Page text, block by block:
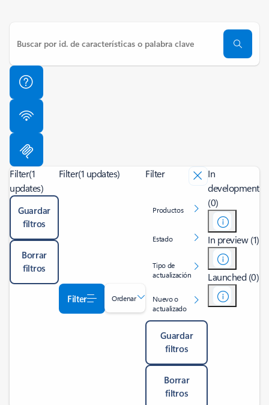
Filter(1
updates)
Guardar
filtros
Borrar
filtros
Filter(1 updates)
Filter Ordenar
Filter
Productos
Estado
Tipo de
actualización
Nuevo o
actualizado
Guardar
filtros
Borrar
filtros
In
development
(0)
In preview (1)
Launched (0)